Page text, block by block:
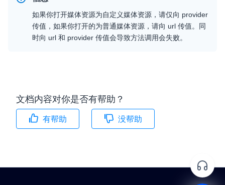
如果你打开媒体资源为自定义媒体资源，请仅向 provider
传值，如果你打开的为普通媒体资源，请向 url 传值。同
时向 url 和 provider 传值会导致方法调用会失败。
文档内容对你是否有帮助？
有帮助 没帮助